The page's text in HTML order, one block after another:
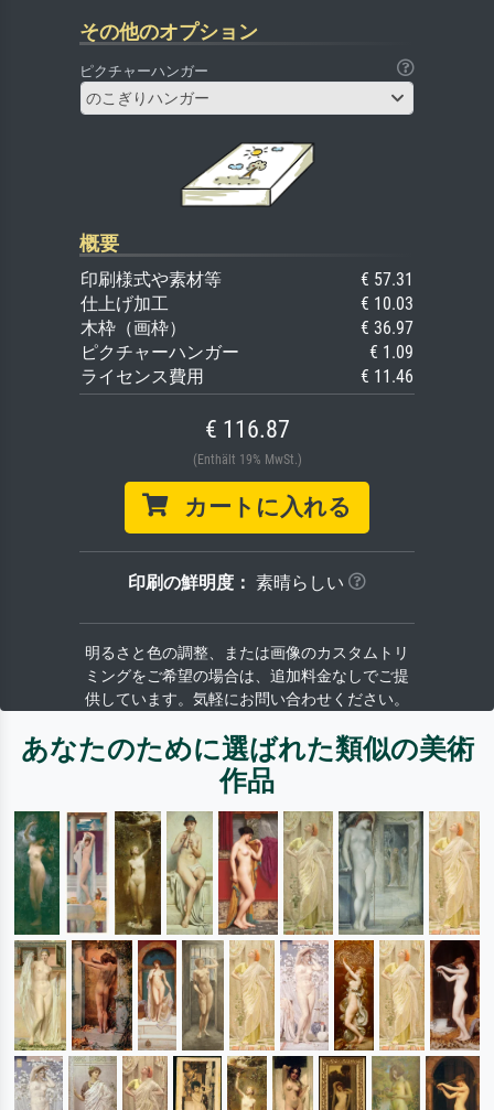
その他のオプション
ピクチャーハンガー
のこぎりハンガー
概要
印刷様式や素材等
€ 57.31
仕上げ加工
€ 10.03
木枠（画枠）
€ 36.97
ピクチャーハンガー
€ 1.09
ライセンス費用
€ 11.46
€ 116.87
(Enthält 19% MwSt.)
カートに入れる
印刷の鮮明度： 素晴らしい
明るさと色の調整、または画像のカスタムトリ
ミングをご希望の場合は、追加料金なしでご提
供しています。気軽にお問い合わせください。
あなたのために選ばれた類似の美術
作品